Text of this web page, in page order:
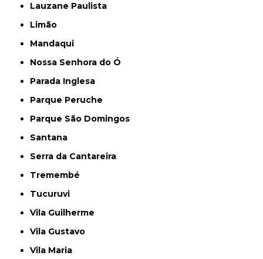
Lauzane Paulista
Limão
Mandaqui
Nossa Senhora do Ó
Parada Inglesa
Parque Peruche
Parque São Domingos
Santana
Serra da Cantareira
Tremembé
Tucuruvi
Vila Guilherme
Vila Gustavo
Vila Maria